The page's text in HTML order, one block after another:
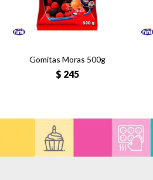
Gomitas Moras 500g
$ 245